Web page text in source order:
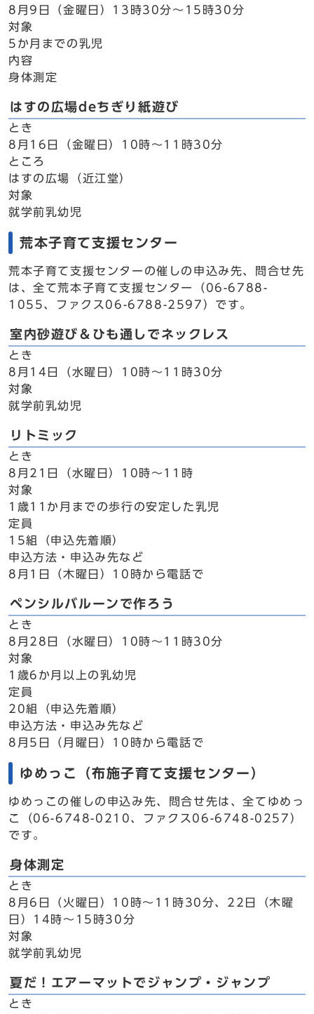
8月9日（金曜日）13時30分～15時30分
対象
5か月までの乳児
内容
身体測定
はすの広場deちぎり紙遊び
とき
8月16日（金曜日）10時～11時30分
ところ
はすの広場（近江堂）
対象
就学前乳幼児
荒本子育て支援センター
荒本子育て支援センターの催しの申込み先、問合せ先
は、全て荒本子育て支援センター（06-6788-
1055、ファクス06-6788-2597）です。
室内砂遊び＆ひも通しでネックレス
とき
8月14日（水曜日）10時～11時30分
対象
就学前乳幼児
リトミック
とき
8月21日（水曜日）10時～11時
対象
1歳11か月までの歩行の安定した乳児
定員
15組（申込先着順）
申込方法・申込み先など
8月1日（木曜日）10時から電話で
ペンシルバルーンで作ろう
とき
8月28日（水曜日）10時～11時30分
対象
1歳6か月以上の乳幼児
定員
20組（申込先着順）
申込方法・申込み先など
8月5日（月曜日）10時から電話で
ゆめっこ（布施子育て支援センター）
ゆめっこの催しの申込み先、問合せ先は、全てゆめっ
こ（06-6748-0210、ファクス06-6748-0257）
です。
身体測定
とき
8月6日（火曜日）10時～11時30分、22日（木曜
日）14時～15時30分
対象
就学前乳幼児
夏だ！エアーマットでジャンプ・ジャンプ
とき